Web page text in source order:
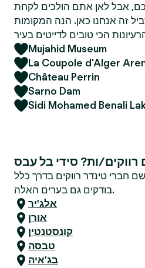
אבל לאן אתם הולכים לקחת
זה אנחנו כאן. הנה המקומות
Mujahid Museum
La Coupole d'Alger
Château Perrin
Sarno Dam
Sidi Mohamed Benali
ות? סידי בל עבס
חברי טינדר רווקים בדרך כלל
בודקים גם בערים האלה.
אלג'יר
אורן
קונסטנטין
טבסה
בג'איה